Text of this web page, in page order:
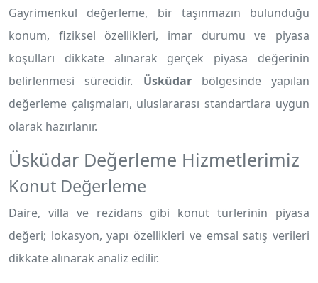
Gayrimenkul değerleme, bir taşınmazın bulunduğu
konum, fiziksel özellikleri, imar durumu ve piyasa
koşulları dikkate alınarak gerçek piyasa değerinin
belirlenmesi sürecidir. Üsküdarbölgesinde yapılan
değerleme çalışmaları, uluslararası standartlara uygun
olarak hazırlanır.
Üsküdar Değerleme Hizmetlerimiz
Konut Değerleme
Daire, villa ve rezidans gibi konut türlerinin piyasa
değeri; lokasyon, yapı özellikleri ve emsal satış verileri
dikkate alınarak analiz edilir.